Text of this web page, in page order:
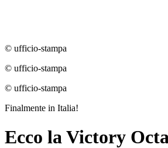
© ufficio-stampa
© ufficio-stampa
© ufficio-stampa
Finalmente in Italia!
Ecco la Victory